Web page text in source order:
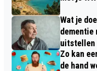
Wat je
dementie
uitstellen
Zo kan
de hand